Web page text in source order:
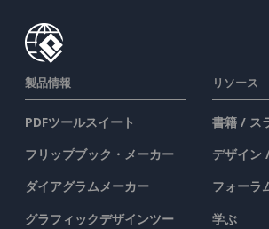
製品情報
PDFツールスイート
フリップブック・メーカー
ダイアグラムメーカー
グラフィックデザインツー
リソース
書籍 / ス
デザイン
フォーラ
学ぶ